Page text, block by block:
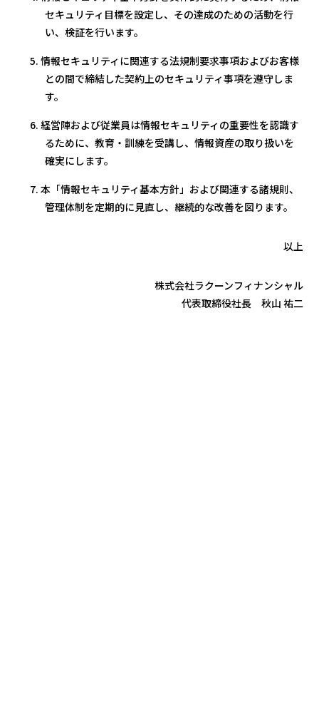
セキュリティ目標を設定し、その達成のための活動を行
い、検証を行います。
5. 情報セキュリティに関連する法規制要求事項およびお客様
との間で締結した契約上のセキュリティ事項を遵守しま
す。
6. 経営陣および従業員は情報セキュリティの重要性を認識す
るために、教育・訓練を受講し、情報資産の取り扱いを
確実にします。
7. 本「情報セキュリティ基本方針」および関連する諸規則、
管理体制を定期的に見直し、継続的な改善を図ります。
以上
株式会社ラクーンフィナンシャル
代表取締役社長 秋山 祐二